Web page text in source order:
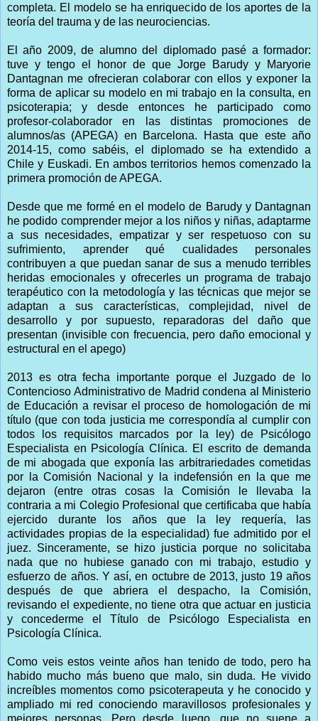
completa. El modelo se ha enriquecido de los aportes de la
teoría del trauma y de las neurociencias.
El año 2009, de alumno del diplomado pasé a formador:
tuve y tengo el honor de que Jorge Barudy y Maryorie
Dantagnan me ofrecieran colaborar con ellos y exponer la
forma de aplicar su modelo en mi trabajo en la consulta, en
psicoterapia; y desde entonces he participado como
profesor-colaborador en las distintas promociones de
alumnos/as (APEGA) en Barcelona. Hasta que este año
2014-15, como sabéis, el diplomado se ha extendido a
Chile y Euskadi. En ambos territorios hemos comenzado la
primera promoción de APEGA.
Desde que me formé en el modelo de Barudy y Dantagnan
he podido comprender mejor a los niños y niñas, adaptarme
a sus necesidades, empatizar y ser respetuoso con su
sufrimiento, aprender qué cualidades personales
contribuyen a que puedan sanar de sus a menudo terribles
heridas emocionales y ofrecerles un programa de trabajo
terapéutico con la metodología y las técnicas que mejor se
adaptan a sus características, complejidad, nivel de
desarrollo y por supuesto, reparadoras del daño que
presentan (invisible con frecuencia, pero daño emocional y
estructural en el apego)
2013 es otra fecha importante porque el Juzgado de lo
Contencioso Administrativo de Madrid condena al Ministerio
de Educación a revisar el proceso de homologación de mi
título (que con toda justicia me correspondía al cumplir con
todos los requisitos marcados por la ley) de Psicólogo
Especialista en Psicología Clínica. El escrito de demanda
de mi abogada que exponía las arbitrariedades cometidas
por la Comisión Nacional y la indefensión en la que me
dejaron (entre otras cosas la Comisión le llevaba la
contraria a mi Colegio Profesional que certificaba que había
ejercido durante los años que la ley requería, las
actividades propias de la especialidad) fue admitido por el
juez. Sinceramente, se hizo justicia porque no solicitaba
nada que no hubiese ganado con mi trabajo, estudio y
esfuerzo de años. Y así, en octubre de 2013, justo 19 años
después de que abriera el despacho, la Comisión,
revisando el expediente, no tiene otra que actuar en justicia
y concederme el Título de Psicólogo Especialista en
Psicología Clínica.
Como veis estos veinte años han tenido de todo, pero ha
habido mucho más bueno que malo, sin duda. He vivido
increíbles momentos como psicoterapeuta y he conocido y
ampliado mi red conociendo maravillosos profesionales y
mejores personas. Pero desde luego, que no suene a